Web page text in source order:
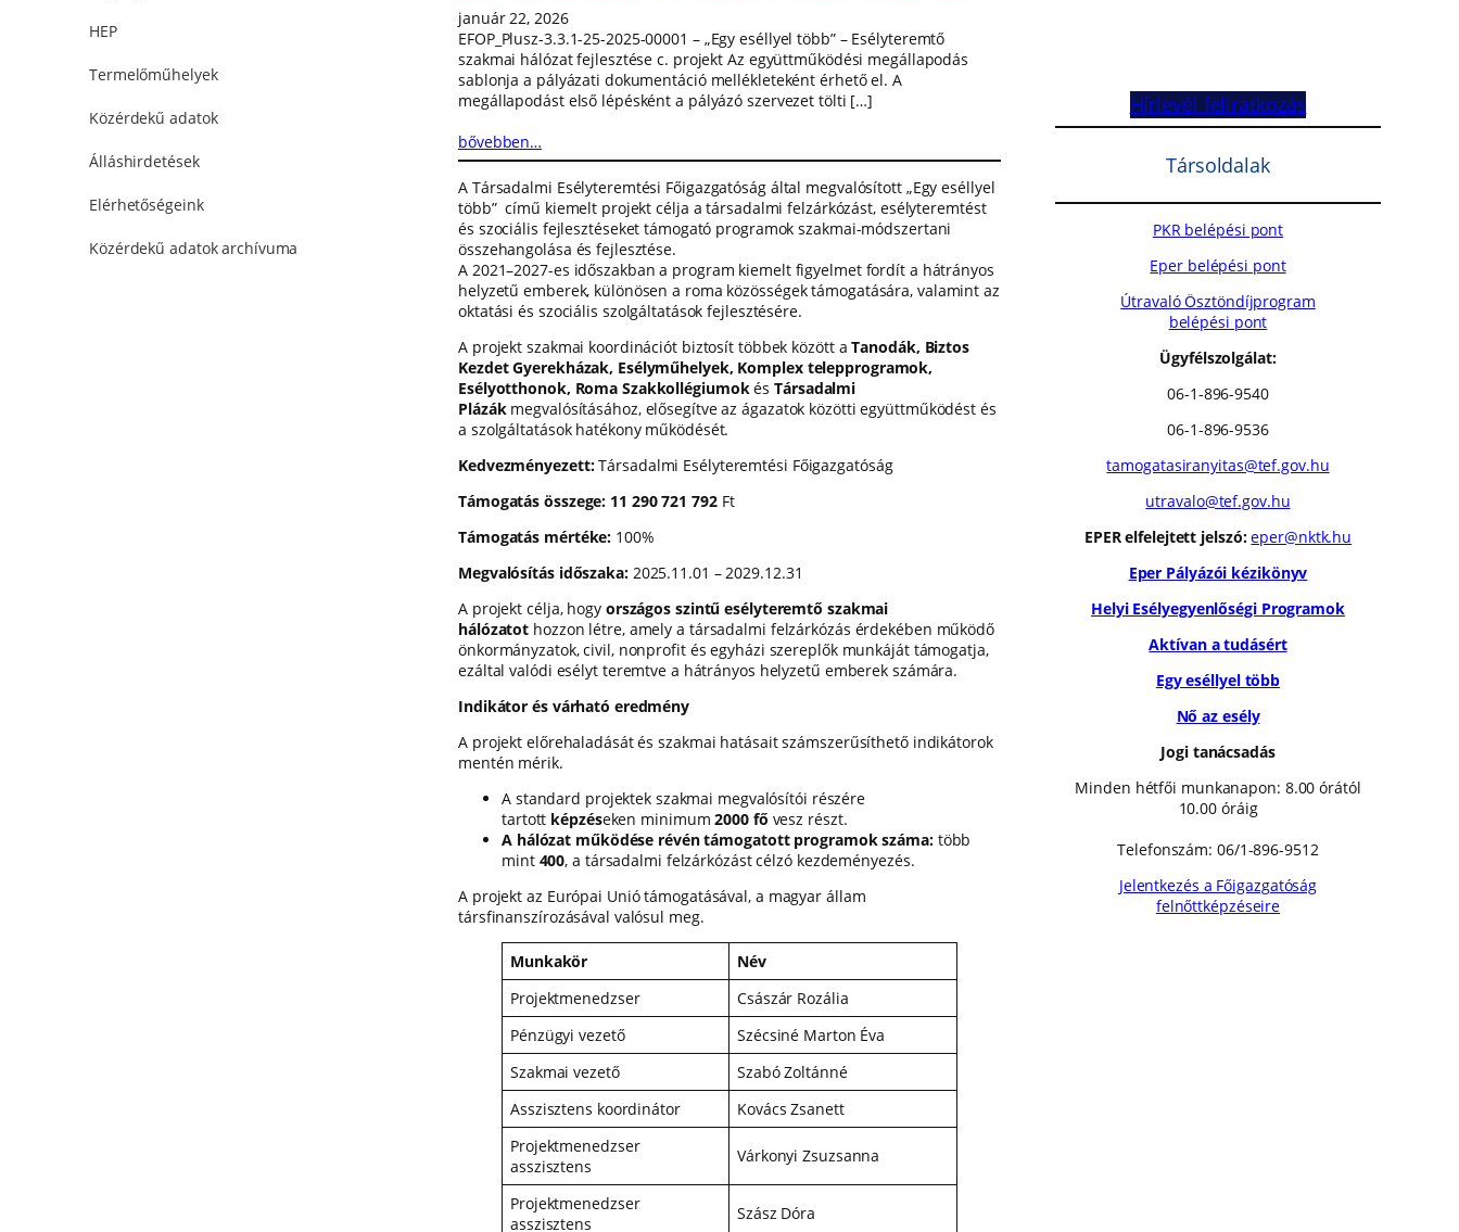
HEP
Termelőműhelyek
Közérdekű adatok
Álláshirdetések
Elérhetőségeink
Közérdekű adatok archívuma
január 22, 2026
EFOP_Plusz-3.3.1-25-2025-00001 – „Egy eséllyel több” – Esélyteremtő
szakmai hálózat fejlesztése c. projekt Az együttműködési megállapodás
sablonja a pályázati dokumentáció mellékleteként érhető el. A
megállapodást első lépésként a pályázó szervezet tölti […]
bővebben…
A Társadalmi Esélyteremtési Főigazgatóság által megvalósított „Egy eséllyel
több” című kiemelt projekt célja a társadalmi felzárkózást, esélyteremtést
és szociális fejlesztéseket támogató programok szakmai-módszertani
összehangolása és fejlesztése.
A 2021–2027-es időszakban a program kiemelt figyelmet fordít a hátrányos
helyzetű emberek, különösen a roma közösségek támogatására, valamint az
oktatási és szociális szolgáltatások fejlesztésére.
A projekt szakmai koordinációt biztosít többek között aTanodák, Biztos
Kezdet Gyerekházak, Esélyműhelyek, Komplex telepprogramok,
Esélyotthonok, Roma SzakkollégiumokésTársadalmi
Plázákmegvalósításához, elősegítve az ágazatok közötti együttműködést és
a szolgáltatások hatékony működését.
Kedvezményezett:Társadalmi Esélyteremtési Főigazgatóság
Támogatás összege: 11 290 721 792 Ft
Támogatás mértéke: 100%
Megvalósítás időszaka:2025.11.01 – 2029.12.31
A projekt célja, hogy országos szintű esélyteremtő szakmai
hálózatot hozzon létre, amely a társadalmi felzárkózás érdekében működő
önkormányzatok, civil, nonprofit és egyházi szereplők munkáját támogatja,
ezáltal valódi esélyt teremtve a hátrányos helyzetű emberek számára.
Indikátor és várható eredmény
A projekt előrehaladását és szakmai hatásait számszerűsíthető indikátorok
mentén mérik.
A standard projektek szakmai megvalósítói részére
tartott képzéseken minimum 2000 fő vesz részt.
A hálózat működése révén támogatott programok száma:több
mint 400, a társadalmi felzárkózást célzó kezdeményezés.
A projekt az Európai Unió támogatásával, a magyar állam
társfinanszírozásával valósul meg.
Munkakör
Név
Projektmenedzser
Császár Rozália
Pénzügyi vezető
Szécsiné Marton Éva
Szakmai vezető
Szabó Zoltánné
Asszisztens koordinátor
Kovács Zsanett
Projektmenedzser
asszisztens
Várkonyi Zsuzsanna
Projektmenedzser
asszisztens
Szász Dóra
Hírlevél feliratkozás
Társoldalak
PKR belépési pont
Eper belépési pont
Útravaló Ösztöndíjprogram
belépési pont
Ügyfélszolgálat:
06-1-896-9540
06-1-896-9536
tamogatasiranyitas@tef.gov.hu
utravalo@tef.gov.hu
EPER elfelejtett jelszó: eper@nktk.hu
Eper Pályázói kézikönyv
Helyi Esélyegyenlőségi Programok
Aktívan a tudásért
Egy eséllyel több
Nő az esély
Jogi tanácsadás
Minden hétfői munkanapon: 8.00 órától
10.00 óráig
Telefonszám: 06/1-896-9512
Jelentkezés a Főigazgatóság
felnőttképzéseire